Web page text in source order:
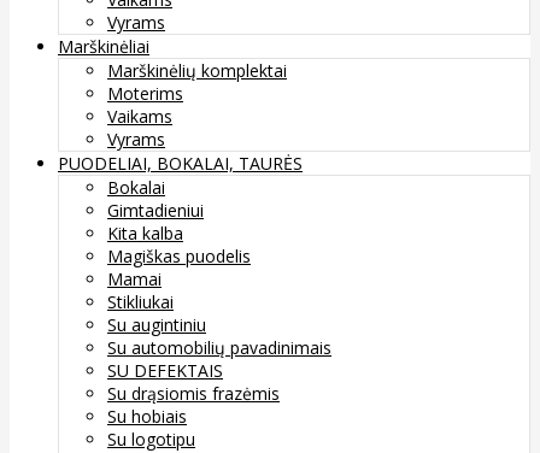
Vyrams
Marškinėliai
Marškinėlių komplektai
Moterims
Vaikams
Vyrams
PUODELIAI, BOKALAI, TAURĖS
Bokalai
Gimtadieniui
Kita kalba
Magiškas puodelis
Mamai
Stikliukai
Su augintiniu
Su automobilių pavadinimais
SU DEFEKTAIS
Su drąsiomis frazėmis
Su hobiais
Su logotipu